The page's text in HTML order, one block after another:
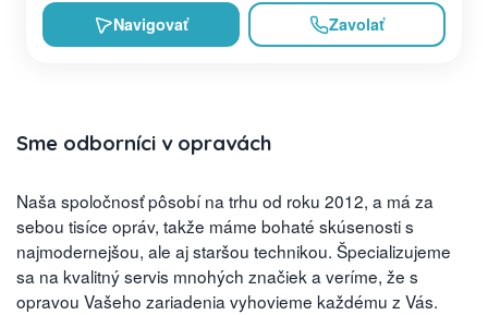
Navigovať Zavolať
Sme odborníci v opravách
Naša spoločnosť pôsobí na trhu od roku 2012, a má za
sebou tisíce opráv, takže máme bohaté skúsenosti s
najmodernejšou, ale aj staršou technikou. Špecializujeme
sa na kvalitný servis mnohých značiek a veríme, že s
opravou Vašeho zariadenia vyhovieme každému z Vás.